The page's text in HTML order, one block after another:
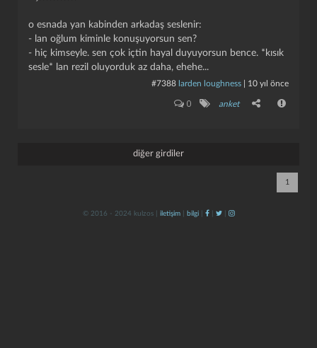
o esnada yan kabinden arkadaş seslenir:
- lan oğlum kiminle konuşuyorsun sen?
- hiç kimseyle. sen çok içtin hayal duyuyorsun bence. *kısık
sesle* lan rezil oluyorduk az daha, ehehe...
#7388 larden loughness 10 yıl önce
0 anket
diğer girdiler
1
© 2016 - 2024 kulzos | iletişim| bilgi| | |